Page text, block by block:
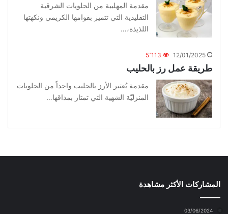
مقدمة المهلبية من الحلويات الشرقية
التقليدية التي تتميز بقوامها الكريمي ونكهتها
اللذيذة،…
12/01/2025 5٬113
طريقة عمل رز بالحليب
مقدمة يُعتبر الأرز بالحليب واحداً من الحلويات
المنزليّة الشهية التي تمتاز بمذاقها…
المشاركات الأكثر مشاهدة
03/06/2024